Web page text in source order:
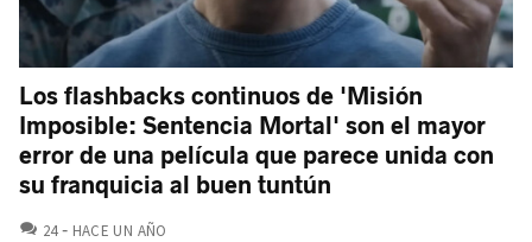
Los flashbacks continuos de 'Misión
Imposible: Sentencia Mortal' son el mayor
error de una película que parece unida con
su franquicia al buen tuntún
24 COMENTARIOS
HACE UN AÑO